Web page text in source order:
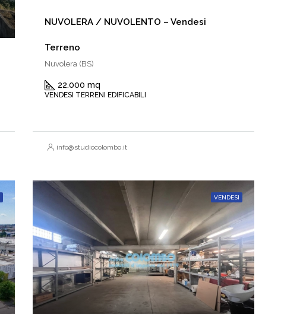
NUVOLERA / NUVOLENTO – Vendesi
Terreno
Nuvolera (BS)
22.000 mq
VENDESI TERRENI EDIFICABILI
info@studiocolombo.it
VENDESI